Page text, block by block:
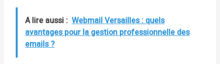
A lire aussi : Webmail Versailles : quels
avantages pour la gestion professionnelle des
emails ?